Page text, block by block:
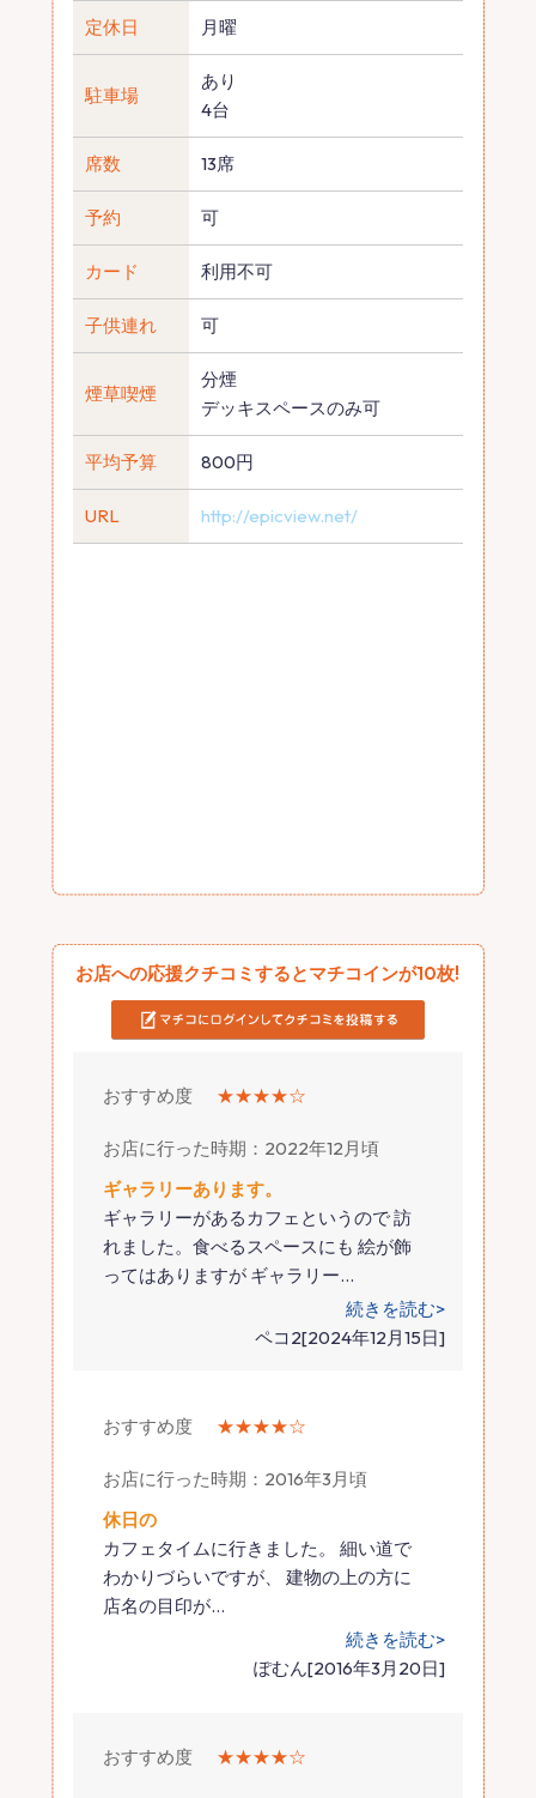
定休日 月曜
駐車場
あり
4台
席数 13席
予約 可
カード 利用不可
子供連れ 可
煙草喫煙
分煙
デッキスペースのみ可
平均予算 800円
URL http://epicview.net/
お店への応援クチコミするとマチコインが10枚!
おすすめ度 ★★★★☆
お店に行った時期：2022年12月頃
ギャラリーあります。
ギャラリーがあるカフェというので 訪
れました。食べるスペースにも 絵が飾
ってはありますが ギャラリー…
続きを読む>
ペコ2[2024年12月15日]
おすすめ度 ★★★★☆
お店に行った時期：2016年3月頃
休日の
カフェタイムに行きました。 細い道で
わかりづらいですが、 建物の上の方に
店名の目印が…
続きを読む>
ぽむん[2016年3月20日]
おすすめ度 ★★★★☆